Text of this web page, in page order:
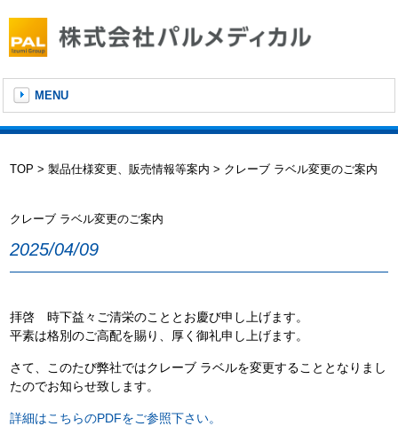
MENU
TOP >製品仕様変更、販売情報等案内 > クレーブ ラベル変更のご案内
クレーブ ラベル変更のご案内
2025/04/09
拝啓 時下益々ご清栄のこととお慶び申し上げます。
平素は格別のご高配を賜り、厚く御礼申し上げます。
さて、このたび弊社ではクレーブ ラベルを変更することとなりまし
たのでお知らせ致します。
詳細はこちらのPDFをご参照下さい。